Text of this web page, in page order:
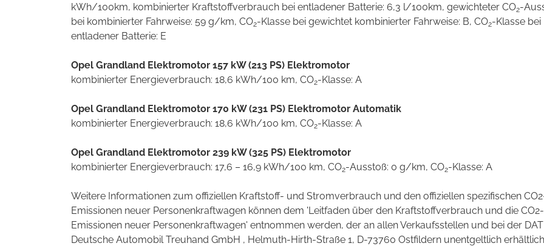
kWh/100km, kombinierter Kraftstoffverbrauch bei entladener Batterie: 6,3 l/100km, gewichteter CO2-
bei kombinierter Fahrweise: 59 g/km, CO2-Klasse bei gewichtet kombinierter Fahrweise: B, CO2-Klasse bei
entladener Batterie: E
Opel Grandland Elektromotor 157 kW (213 PS) Elektromotor
kombinierter Energieverbrauch: 18,6 kWh/100 km, CO2-Klasse: A
Opel Grandland Elektromotor 170 kW (231 PS) Elektromotor Automatik
kombinierter Energieverbrauch: 18,6 kWh/100 km, CO2-Klasse: A
Opel Grandland Elektromotor 239 kW (325 PS) Elektromotor
kombinierter Energieverbrauch: 17,6 – 16,9 kWh/100 km, CO2-Ausstoß: 0 g/km, CO2-Klasse: A
Weitere Informationen zum offiziellen Kraftstoff- und Stromverbrauch und den offiziellen spezifischen
Emissionen neuer Personenkraftwagen können dem 'Leitfaden über den Kraftstoffverbrauch und die CO2-
Emissionen neuer Personenkraftwagen' entnommen werden, der an allen Verkaufsstellen und bei der DAT
Deutsche Automobil Treuhand GmbH , Helmuth-Hirth-Straße 1, D-73760 Ostfildern unentgeltlich